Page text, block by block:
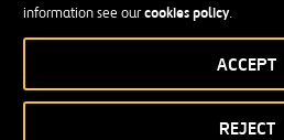
information see ourcookies policy.
REJECT
ACCEPT
Transformación, Rack
General de Baja tensión), aseos,
Planta baja: Aseos, Recepción,